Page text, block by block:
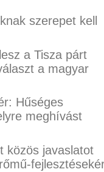
szerepet kell
a Tisza párt
a magyar
Hűséges
meghívást
közös javaslatot